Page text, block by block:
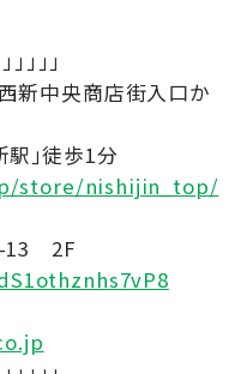
」」」」
西新中央商店街入口か
駅｣徒歩1分
store/nishijin_top/
13 2F